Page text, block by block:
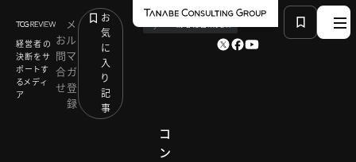
経営者の
決断をサ
ポートす
るメディ
ア
お
問
合
せ
メ
ル
マ
ガ
登
録
お
気
に
入
り
記
事
コ
ン